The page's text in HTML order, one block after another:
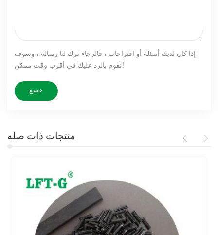
إذا كان لديك أسئلة أو اقتراحات ، فالرجاء ترك لنا رسالة ، وسوف
نقوم بالرد عليك في أقرب وقت ممكن!
منتجات ذات صله